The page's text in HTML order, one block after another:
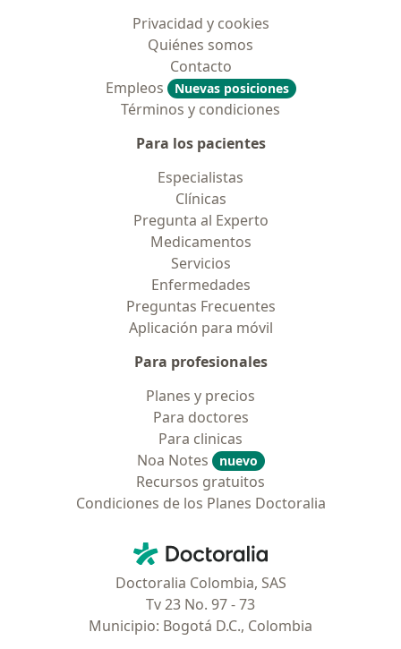
Privacidad y cookies
Quiénes somos
Contacto
Empleos
Nuevas posiciones
Términos y condiciones
Para los pacientes
Especialistas
Clínicas
Pregunta al Experto
Medicamentos
Servicios
Enfermedades
Preguntas Frecuentes
Aplicación para móvil
Para profesionales
Planes y precios
Para doctores
Para clinicas
Noa Notes
nuevo
Recursos gratuitos
Condiciones de los Planes Doctoralia
Doctoralia - Página de inicio
Doctoralia Colombia, SAS
Tv 23 No. 97 - 73
Municipio: Bogotá D.C., Colombia